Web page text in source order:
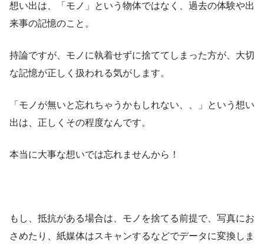
想い出は、「モノ」という物体ではなく、過去の体験や出
来事の記憶のこと。
持論ですが、モノに執着せずに捨ててしまった方が、大切
な記憶が正しく扱われる気がします。
「モノが無いと忘れちゃうかもしれない、、」という想い
出は、正しくその程度なんです。
本当に大事な想いでは忘れませんから！
もし、抵抗がある場合は、モノを捨てる前提で、写真にお
さめたり、紙媒体はスキャンするなどでデータに変換しま